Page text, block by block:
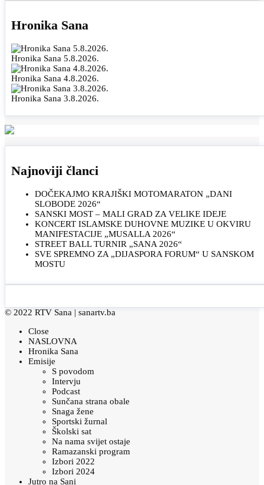
Hronika Sana
Hronika Sana 5.8.2026.
Hronika Sana 4.8.2026.
Hronika Sana 3.8.2026.
Najnoviji članci
DOČEKAJMO KRAJIŠKI MOTOMARATON „DANI
SLOBODE 2026“
SANSKI MOST – MALI GRAD ZA VELIKE IDEJE
KONCERT ISLAMSKE DUHOVNE MUZIKE U OKVIRU
MANIFESTACIJE „MUSALLA 2026“
STREET BALL TURNIR „SANA 2026“
SVE SPREMNO ZA „DIJASPORA FORUM“ U SANSKOM
MOSTU
© 2022 RTV Sana | sanartv.ba
Close
NASLOVNA
Hronika Sana
Emisije
S povodom
Intervju
Podcast
Sunčana strana obale
Snaga žene
Sportski žurnal
Školski sat
Na nama svijet ostaje
Ramazanski program
Izbori 2022
Izbori 2024
Jutro na Sani